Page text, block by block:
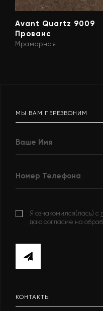
Avant Quartz 9009
Прованс
Мраморная
МЫ ВАМ ПЕРЕЗВОНИМ
Я ознакомился(лась) с
даю согласие на
КОНТАКТЫ